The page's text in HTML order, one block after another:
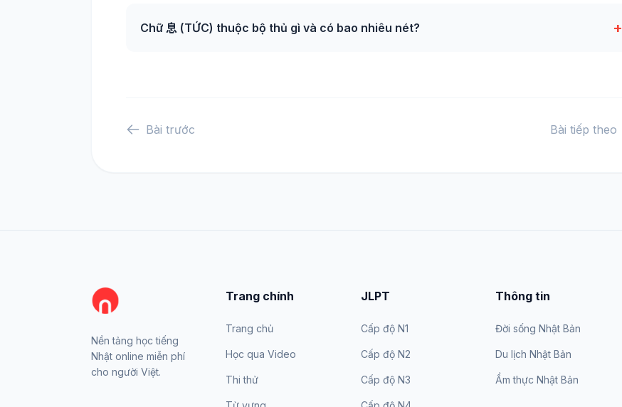
Chữ 息 (TỨC) thuộc bộ thủ gì và có bao nhiêu nét? +
Bài trước Bài tiếp theo
Nền tảng học tiếng
Nhật online miễn phí
cho người Việt.
Trang chính
Trang chủ
Học qua Video
Thi thử
JLPT
Cấp độ N1
Cấp độ N2
Cấp độ N3
Thông tin
Đời sống Nhật Bản
Du lịch Nhật Bản
Ẩm thực Nhật Bản